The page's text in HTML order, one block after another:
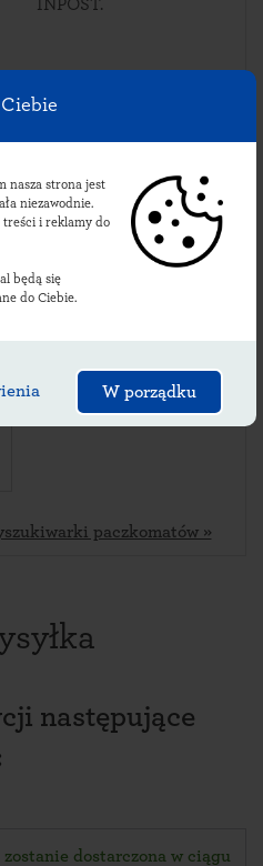
nasza strona jest
niezawodnie.
treści i reklamy do
będą się
do Ciebie.
W porządku
INPOST.
paczkomatów »
następujące
zostanie dostarczona w ciągu